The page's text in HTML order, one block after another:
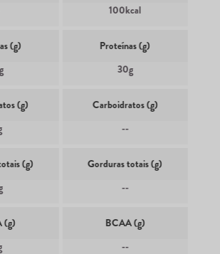
(g)
(g)
(g)
(g)
100kcal
Proteínas (g)
30g
Carboidratos (g)
--
Gorduras totais (g)
--
BCAA (g)
--